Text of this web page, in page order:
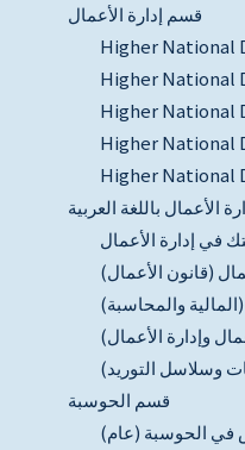
قسم إدارة الأعمال
Higher National
Higher National
Higher National
Higher National
Higher National
الأعمال باللغة العربية
في إدارة الأعمال
(قانون الأعمال)
والمحاسبة)
وإدارة الأعمال)
وسلاسل التوريد)
قسم الحوسبة
في الحوسبة (عام)